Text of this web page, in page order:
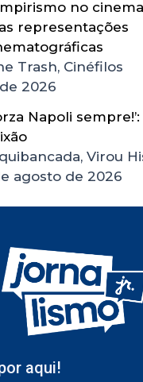
no
representações
Trash, Cinéfilos
2026
Napoli
Virou
agosto de 2026
aqui!